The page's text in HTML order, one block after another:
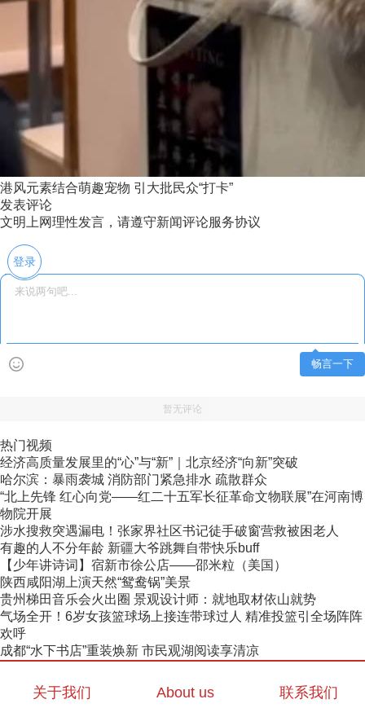
港风元素结合萌趣宠物 引大批民众“打卡”
发表评论
文明上网理性发言，请遵守新闻评论服务协议
登录
畅言一下
暂无评论
热门视频
经济高质量发展里的“心”与“新”｜北京经济“向新”突破
哈尔滨：暴雨袭城 消防部门紧急排水 疏散群众
“北上先锋 红心向党——红二十五军长征革命文物联展”在河南博
物院开展
涉水搜救突遇漏电！张家界社区书记徒手破窗营救被困老人
有趣的人不分年龄 新疆大爷跳舞自带快乐buff
【少年讲诗词】宿新市徐公店——邵米粒（美国）
陕西咸阳湖上演天然“鸳鸯锅”美景
贵州梯田音乐会火出圈 景观设计师：就地取材依山就势
气场全开！6岁女孩篮球场上接连带球过人 精准投篮引全场阵阵
欢呼
成都“水下书店”重装焕新 市民观湖阅读享清凉
关于我们 About us 联系我们